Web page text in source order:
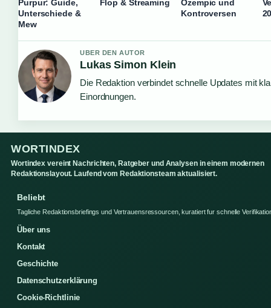
Purpur: Guide,
Unterschiede &
Mew
Flop & Streaming
Ozempic und
Kontroversen
UBER DEN AUTOR
Lukas Simon Klein
Die Redaktion verbindet schnelle Updates mit
Einordnungen.
WORTINDEX
Wortindex vereint Nachrichten, Ratgeber und Analysen in einem modernen
Redaktionslayout. Laufend vom Redaktionsteam aktualisiert.
Beliebt
Tagliche Redaktionsbriefings und Vertrauensressourcen, kuratiert fur schnelle
Über uns
Kontakt
Geschichte
Datenschutzerklärung
Cookie-Richtlinie